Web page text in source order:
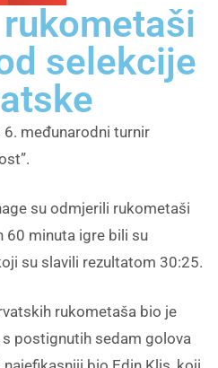
selekcije
6. međunarodni turnir
su odmjerili rukometaši
60 minuta igre bili su
su slavili rezultatom 30:25.
rukometaša bio je
postignutih sedam golova